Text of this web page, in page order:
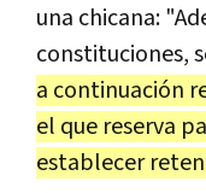
una chicana:
constituciones,
a continuación
el que reserva
establecer